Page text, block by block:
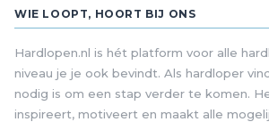
WIE LOOPT, HOORT BIJ ONS
Hardlopen.nl is hét platform voor alle
niveau je je ook bevindt. Als hardloper
nodig is om een stap verder te komen.
inspireert, motiveert en maakt alle